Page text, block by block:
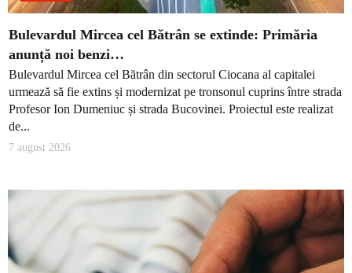
Bulevardul Mircea cel Bătrân se extinde: Primăria
anunță noi benzi…
Bulevardul Mircea cel Bătrân din sectorul Ciocana al capitalei
urmează să fie extins și modernizat pe tronsonul cuprins între strada
Profesor Ion Dumeniuc și strada Bucovinei. Proiectul este realizat
de...
7 august 2026